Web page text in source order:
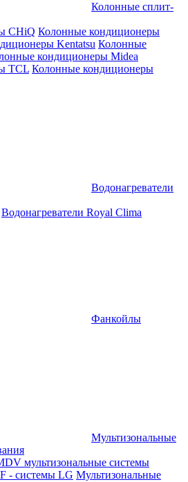
Колонные сплит-
CHiQ Колонные кондиционеры
Kentatsu Колонные
кондиционеры Midea
TCL Колонные кондиционеры
Водонагреватели
Водонагреватели Royal Clima
Фанкойлы
Мультизональные
мультизональные системы
- системы LG Мультизональные